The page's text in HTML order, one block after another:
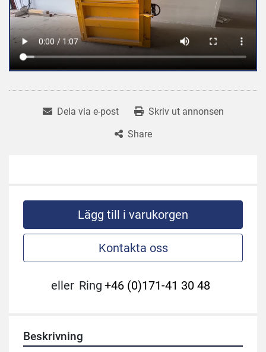
Dela via e-post
Skriv ut annonsen
Share
Lägg till i varukorgen
Kontakta oss
eller Ring +46 (0)171-41 30 48
Beskrivning